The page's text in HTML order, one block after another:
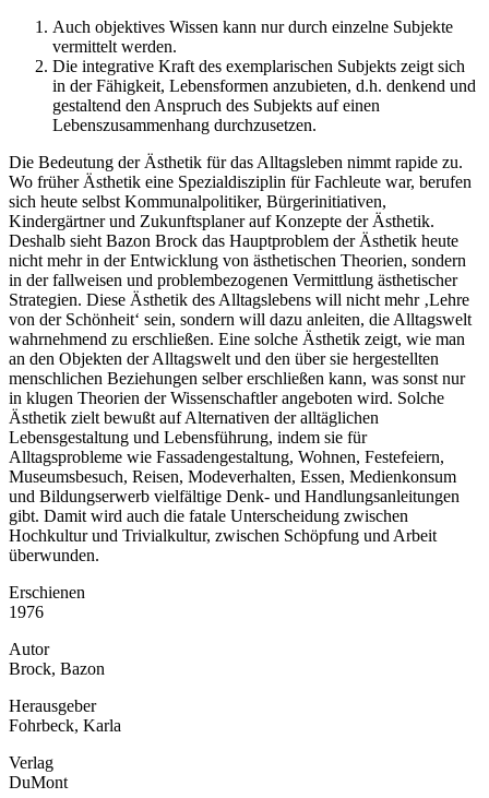
Auch objektives Wissen kann nur durch einzelne Subjekte
vermittelt werden.
Die integrative Kraft des exemplarischen Subjekts zeigt sich
in der Fähigkeit, Lebensformen anzubieten, d.h. denkend und
gestaltend den Anspruch des Subjekts auf einen
Lebenszusammenhang durchzusetzen.
Die Bedeutung der Ästhetik für das Alltagsleben nimmt rapide zu.
Wo früher Ästhetik eine Spezialdisziplin für Fachleute war, berufen
sich heute selbst Kommunalpolitiker, Bürgerinitiativen,
Kindergärtner und Zukunftsplaner auf Konzepte der Ästhetik.
Deshalb sieht Bazon Brock das Hauptproblem der Ästhetik heute
nicht mehr in der Entwicklung von ästhetischen Theorien, sondern
in der fallweisen und problembezogenen Vermittlung ästhetischer
Strategien. Diese Ästhetik des Alltagslebens will nicht mehr ‚Lehre
von der Schönheit‘ sein, sondern will dazu anleiten, die Alltagswelt
wahrnehmend zu erschließen. Eine solche Ästhetik zeigt, wie man
an den Objekten der Alltagswelt und den über sie hergestellten
menschlichen Beziehungen selber erschließen kann, was sonst nur
in klugen Theorien der Wissenschaftler angeboten wird. Solche
Ästhetik zielt bewußt auf Alternativen der alltäglichen
Lebensgestaltung und Lebensführung, indem sie für
Alltagsprobleme wie Fassadengestaltung, Wohnen, Festefeiern,
Museumsbesuch, Reisen, Modeverhalten, Essen, Medienkonsum
und Bildungserwerb vielfältige Denk- und Handlungsanleitungen
gibt. Damit wird auch die fatale Unterscheidung zwischen
Hochkultur und Trivialkultur, zwischen Schöpfung und Arbeit
überwunden.
Erschienen
1976
Autor
Brock, Bazon
Herausgeber
Fohrbeck, Karla
Verlag
DuMont